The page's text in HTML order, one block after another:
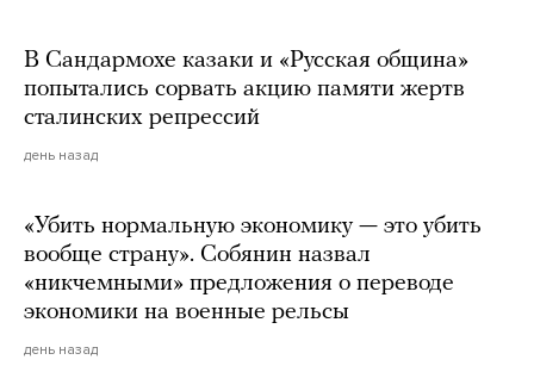
В Сандармохе казаки и «Русская община»
попытались сорвать акцию памяти жертв
сталинских репрессий
день назад
«Убить нормальную экономику — это убить
вообще страну». Собянин назвал
«никчемными» предложения о переводе
экономики на военные рельсы
день назад